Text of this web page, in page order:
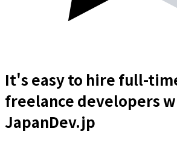
It's easy to hire full-
freelance developers
JapanDev.jp